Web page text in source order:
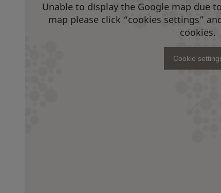
Unable to display the Google map due
map please click “cookies settings”
cookies.
Cookie